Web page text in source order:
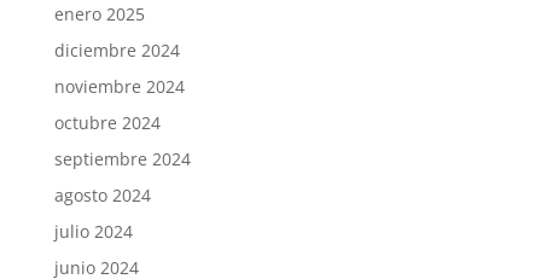
enero 2025
diciembre 2024
noviembre 2024
octubre 2024
septiembre 2024
agosto 2024
julio 2024
junio 2024